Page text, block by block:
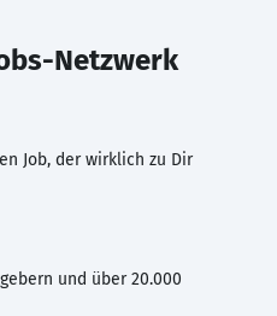
Netzwerk
Job, der wirklich zu Dir
und über 20.000